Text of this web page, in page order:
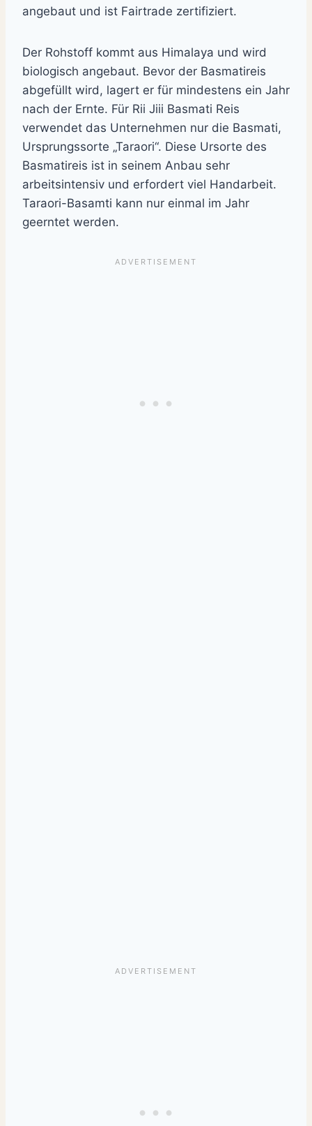
angebaut und ist Fairtrade zertifiziert.
Der Rohstoff kommt aus Himalaya und wird
biologisch angebaut. Bevor der Basmatireis
abgefüllt wird, lagert er für mindestens ein Jahr
nach der Ernte. Für Rii Jiii Basmati Reis
verwendet das Unternehmen nur die Basmati,
Ursprungssorte „Taraori“. Diese Ursorte des
Basmatireis ist in seinem Anbau sehr
arbeitsintensiv und erfordert viel Handarbeit.
Taraori-Basamti kann nur einmal im Jahr
geerntet werden.